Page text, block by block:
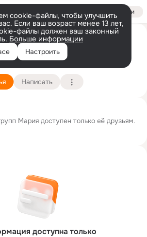
Войти
cookie-файлы, чтобы улучшить
Если ваш возраст менее 13 лет,
файлы должен ваш законный
Больше информации
Настроить
Голева (Белова)
28 ноября Подробнее
Написать
доступна только
Mария доступен только её друзьям.